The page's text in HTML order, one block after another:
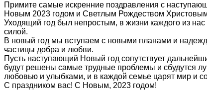
Примите самые искренние поздравления с
Новым 2023 годом и Светлым Рождеством
Уходящий год был непростым, в жизни каждого из
силой.
В новый год мы вступаем с новыми планами и
частицы добра и любви.
Пусть наступающий Новый год сопутствует
будут решены самые трудные проблемы и сбудутся
любовью и улыбками, и в каждой семье царят мир и
С праздником вас! С Новым, 2023 годом!